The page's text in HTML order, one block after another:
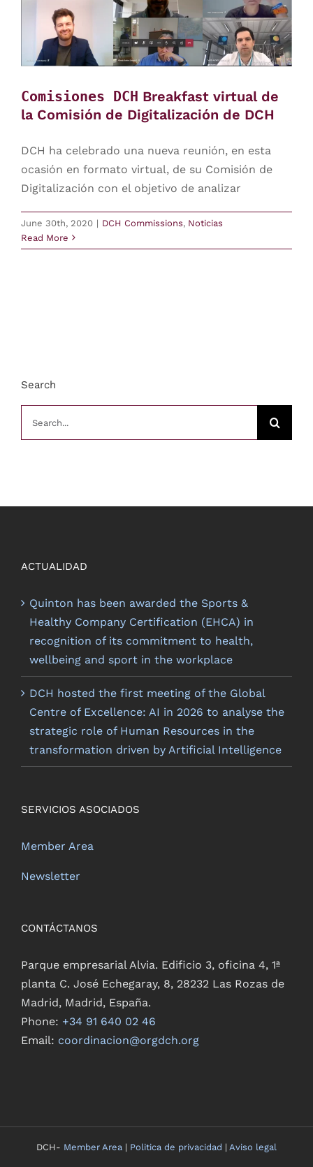
Comisiones DCH Breakfast virtual de
la Comisión de Digitalización de DCH
DCH ha celebrado una nueva reunión, en esta
ocasión en formato virtual, de su Comisión de
Digitalización con el objetivo de analizar
June 30th, 2020 | DCH Commissions, Noticias
Read More
Search
ACTUALIDAD
Quinton has been awarded the Sports &
Healthy Company Certification (EHCA) in
recognition of its commitment to health,
wellbeing and sport in the workplace
DCH hosted the first meeting of the Global
Centre of Excellence: AI in 2026 to analyse the
strategic role of Human Resources in the
transformation driven by Artificial Intelligence
SERVICIOS ASOCIADOS
Member Area
Newsletter
CONTÁCTANOS
Parque empresarial Alvia. Edificio 3, oficina 4, 1ª
planta C. José Echegaray, 8, 28232 Las Rozas de
Madrid, Madrid, España.
Phone: +34 91 640 02 46
Email: coordinacion@orgdch.org
DCH- Member Area | Politica de privacidad | Aviso legal